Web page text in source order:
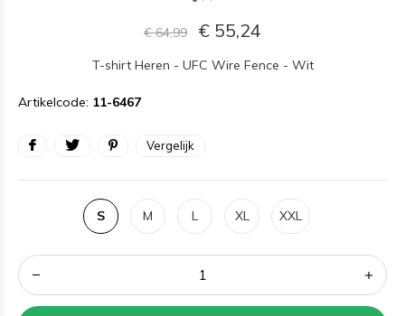
€ 64,99 € 55,24
T-shirt Heren - UFC Wire Fence - Wit
Artikelcode: 11-6467
Vergelijk
S M L XL XXL